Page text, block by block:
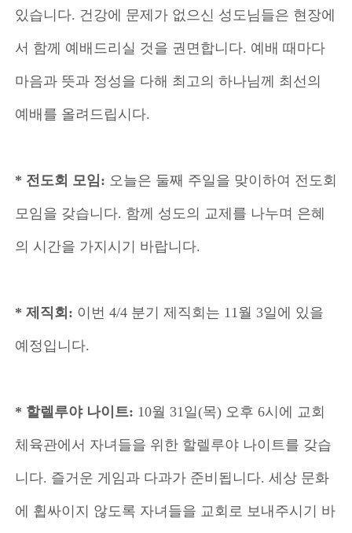
있습니다. 건강에 문제가 없으신 성도님들은 현장에
서 함께 예배드리실 것을 권면합니다. 예배 때마다
마음과 뜻과 정성을 다해 최고의 하나님께 최선의
예배를 올려드립시다.
* 전도회 모임: 오늘은 둘째 주일을 맞이하여 전도회
모임을 갖습니다. 함께 성도의 교제를 나누며 은혜
의 시간을 가지시기 바랍니다.
* 제직회: 이번 4/4 분기 제직회는 11월 3일에 있을
예정입니다.
* 할렐루야 나이트: 10월 31일(목) 오후 6시에 교회
체육관에서 자녀들을 위한 할렐루야 나이트를 갖습
니다. 즐거운 게임과 다과가 준비됩니다. 세상 문화
에 휩싸이지 않도록 자녀들을 교회로 보내주시기 바